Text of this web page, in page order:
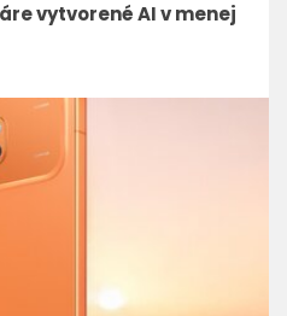
vytvorené AI v menej